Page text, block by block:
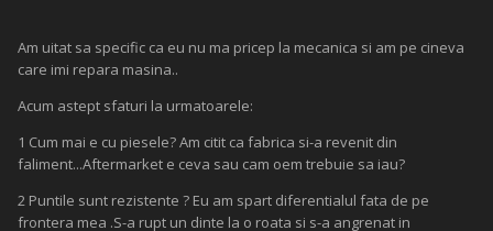
Am uitat sa specific ca eu nu ma pricep la mecanica si am pe cineva
care imi repara masina..
Acum astept sfaturi la urmatoarele:
1 Cum mai e cu piesele? Am citit ca fabrica si-a revenit din
faliment...Aftermarket e ceva sau cam oem trebuie sa iau?
2 Puntile sunt rezistente ? Eu am spart diferentialul fata de pe
frontera mea .S-a rupt un dinte la o roata si s-a angrenat in